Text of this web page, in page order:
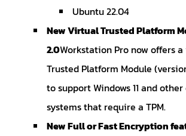
Ubuntu 22.04
New Virtual Trusted Platform
2.0Workstation Pro now offers
Trusted Platform Module
to support Windows 11 and
systems that require a TPM.
New Full or Fast Encryption